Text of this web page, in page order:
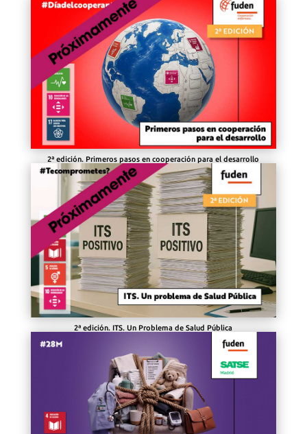
2ª edición. Primeros pasos en cooperación para el desarrollo
2ª edición. ITS. Un Problema de Salud Pública